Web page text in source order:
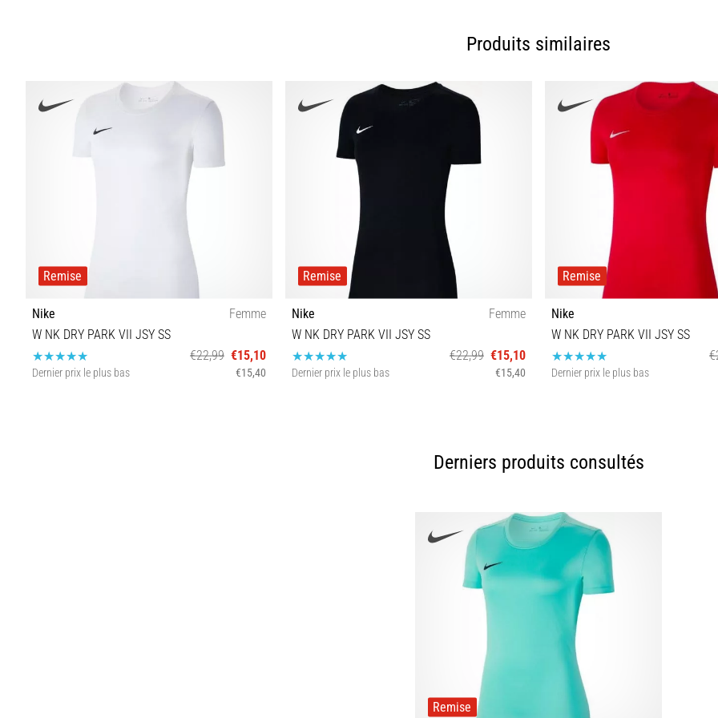
Produits similaires
Remise
Nike
Femme
W NK DRY PARK VII JSY SS
€22,99 €15,10
Dernier prix le plus bas €15,40
Remise
Nike
Femme
W NK DRY PARK VII JSY SS
€22,99 €15,10
Dernier prix le plus bas €15,40
Remise
Nike
W NK DRY PARK VII JSY SS
Dernier prix le plus bas
Derniers produits consultés
Remise